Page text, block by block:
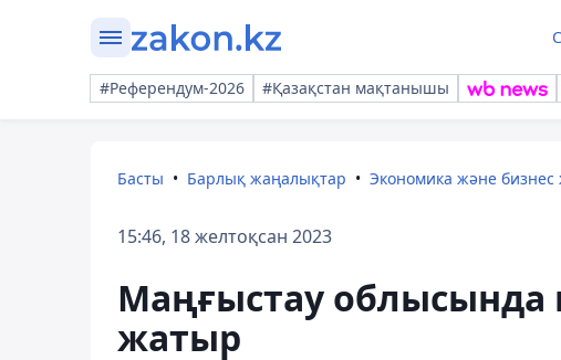
#Референдум-2026 #Қазақстан мақтанышы
Басты Барлық жаңалықтар Экономика және
15:46, 18 желтоқсан 2023
Маңғыстау
жатыр